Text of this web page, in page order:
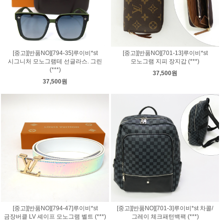
[중고][반품NO][794-35]루이비*st
시그니처 모노그램테 선글라스. 그린
(***)
37,500원
[중고][반품NO][701-13]루이비*st
모노그램 지피 장지갑 (***)
37,500원
[중고][반품NO][794-47]루이비*st
금장버클 LV 셰이프 모노그램 벨트 (***)
[중고][반품NO][701-3]루이비*st 차콜/
그레이 체크패턴백팩 (***)